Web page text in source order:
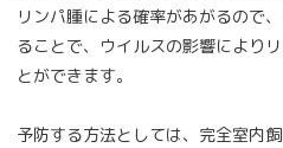
リンパ腫による確率があがるので
ることで、ウイルスの影響により
とができます。
予防する方法としては、完全室内